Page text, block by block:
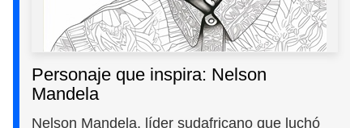
Personaje que inspira: Nelson
Mandela
Nelson Mandela, líder sudafricano que luchó